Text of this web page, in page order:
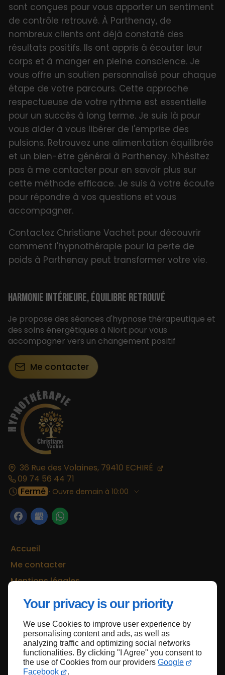
Your privacy is our priority
We use Cookies to improve user experience by
personalising content and ads, as well as
analyzing traffic and optimizing social networks
functionalities. By clicking "I Agree" you consent to
the use of Cookies from our providers Google
Facebook
.
sont conçues pour vous apporter un sentiment
de contrôle retrouvé. À Parthenay, de
nombreux clients ont déjà constaté des
résultats positifs. Ils ont appris à écouter leur
corps et à manger en pleine conscience. Je
vous offre un soutien personnalisé pour chaque
étape de votre parcours. Cette approche
respectueuse de votre rythme est essentielle
pour un succès à long terme. Je suis là pour
vous aider à vous libérer de l'emprise des
pulsions. Retrouvez une alimentation équilibrée
et un bien-être général à Parthenay. N'hésitez
pas à me contacter pour en savoir plus sur
cette méthode efficace. Je suis à votre écoute
pour répondre à vos questions et vous
accompagner.
Contactez Christiane Vachet pour découvrir
comment l'hypnothérapie pour la perte de
poids à Parthenay peut transformer votre vie.
36 Rue des Volaines, 79410 ECHIRÉ
09 74 56 44 71
Fermé ⋅ Ouvre demain à 10:00
Accueil
Me contacter
Mentions légales
Plan du site
HARMONIE INTÉRIEURE, ÉQUILIBRE RETROUVÉ
Je propose des séances d'hypnose thérapeutique et
des soins énergétiques à Niort pour vous
accompagner vers un changement positif
Me contacter
Haut de page